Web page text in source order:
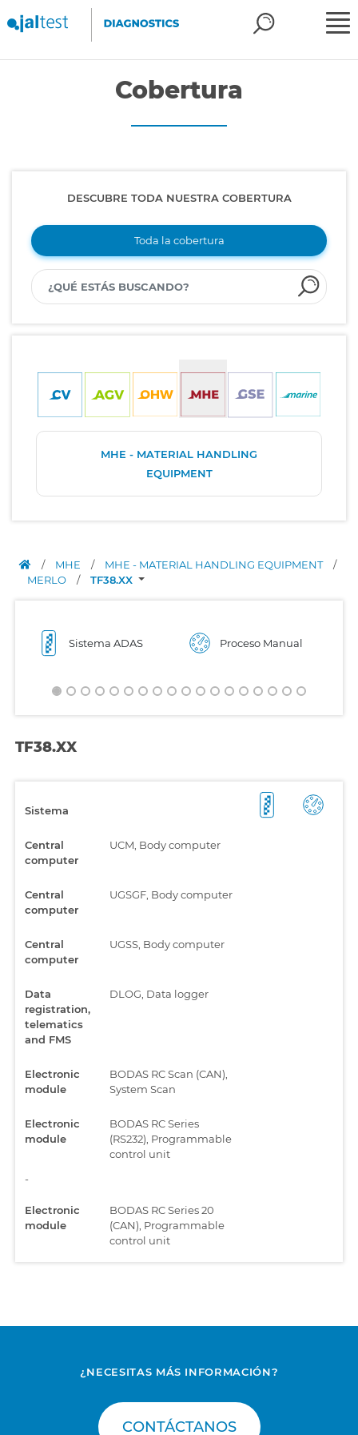
Cobertura
DESCUBRE TODA NUESTRA COBERTURA
Toda la cobertura
MHE - MATERIAL HANDLING
EQUIPMENT
/ MHE / MHE - MATERIAL HANDLING EQUIPMENT
/
MERLO
/ TF38.XX
Sistema ADAS Proceso Manual
TF38.XX
Sistema
Central
computer
UCM, Body computer
Central
computer
UGSGF, Body computer
Central
computer
UGSS, Body computer
Data
registration,
telematics
and FMS
DLOG, Data logger
Electronic
module
BODAS RC Scan (CAN),
System Scan
Electronic
module
BODAS RC Series
(RS232), Programmable
control unit
-
Electronic
module
BODAS RC Series 20
(CAN), Programmable
control unit
Engine
904J, J1939, Engine
EMR3 - EDC 16 UC40,
Control, Common Rail
¿NECESITAS MÁS INFORMACIÓN?
CONTÁCTANOS